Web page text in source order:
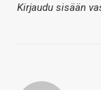
Kirjaudu sisään